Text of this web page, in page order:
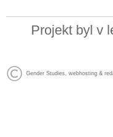
Projekt byl v
Gender Studies, webhosting &